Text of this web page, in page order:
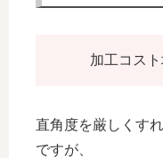
加工コス
直角度を厳しくす
ですが、